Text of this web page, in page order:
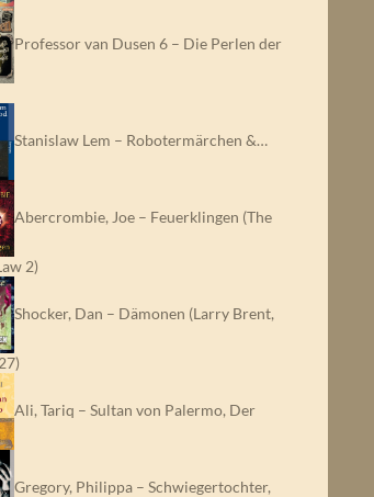
Professor van Dusen 6 – Die Perlen der
Stanislaw Lem – Robotermärchen &…
Abercrombie, Joe – Feuerklingen (The
2)
Shocker, Dan – Dämonen (Larry Brent,
Ali, Tariq – Sultan von Palermo, Der
Gregory, Philippa – Schwiegertochter,